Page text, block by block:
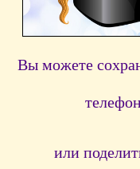
Вы можете
или